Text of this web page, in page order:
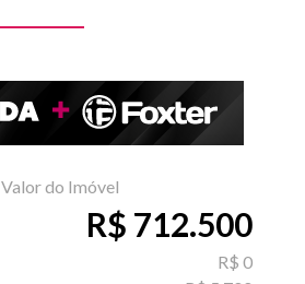
Valor do Imóvel
R$ 712.500
R$ 0